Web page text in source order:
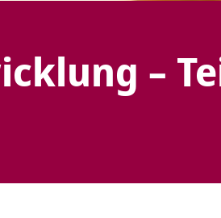
–